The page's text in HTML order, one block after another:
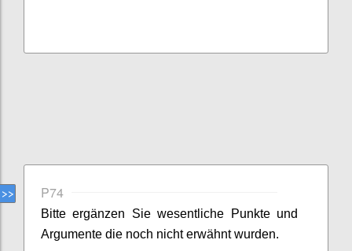
P74
Bitte ergänzen Siewesentliche Punkte und
Argumente die noch nicht erwähnt wurden.